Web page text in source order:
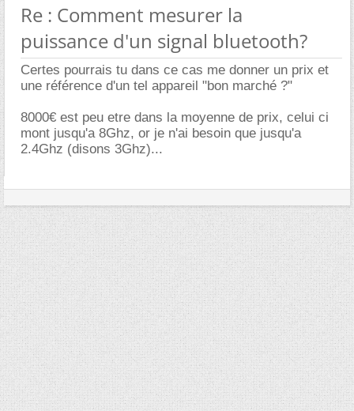
Re : Comment mesurer la
puissance d'un signal bluetooth?
Certes pourrais tu dans ce cas me donner un prix et
une référence d'un tel appareil "bon marché ?"
8000€ est peu etre dans la moyenne de prix, celui ci
mont jusqu'a 8Ghz, or je n'ai besoin que jusqu'a
2.4Ghz (disons 3Ghz)...